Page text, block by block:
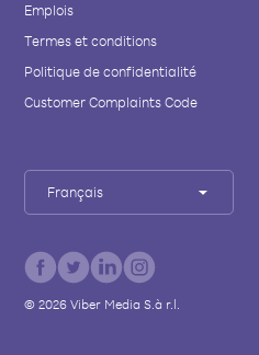
Emplois
Termes et conditions
Politique de confidentialité
Customer Complaints Code
Français
© 2026Viber Media S.à r.l.